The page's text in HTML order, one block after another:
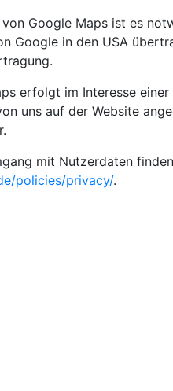
Google Maps ist es
Google in den USA
erfolgt im Interesse
uns auf der Website
mit Nutzerdaten
policies/privacy/.